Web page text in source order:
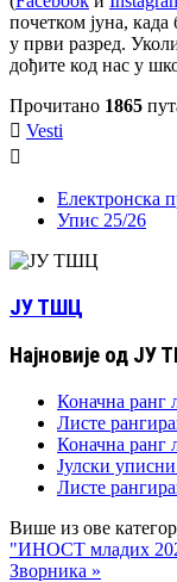
почетком јуна,
у први разред.
дођите код нас у
Прочитано 1865
 Vesti

Електронска
Упис 25/26
ЈУ ТШЦ
Најновије од ЈУ
Коначна ранг
Листе
Коначна ранг
Јулски
Листе
Више из ове
"ИНОСТ младих
Зворника »